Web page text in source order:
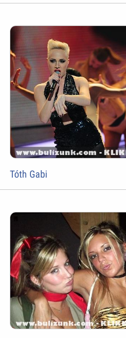
Tóth Gabi